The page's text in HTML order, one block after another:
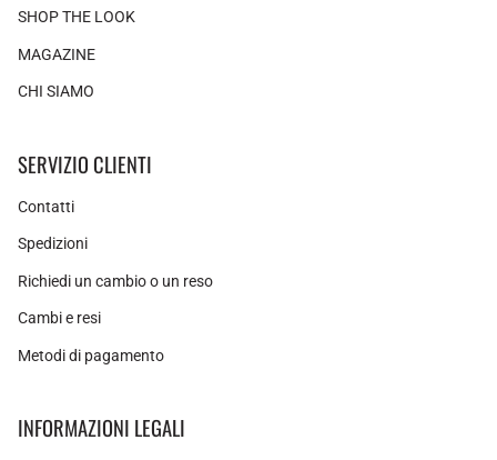
SHOP THE LOOK
MAGAZINE
CHI SIAMO
SERVIZIO CLIENTI
Contatti
Spedizioni
Richiedi un cambio o un reso
Cambi e resi
Metodi di pagamento
INFORMAZIONI LEGALI